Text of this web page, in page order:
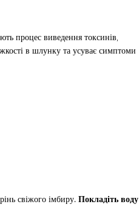
процес виведення токсинів,
в шлунку та усуває симптоми
свіжого імбиру.Покладіть воду